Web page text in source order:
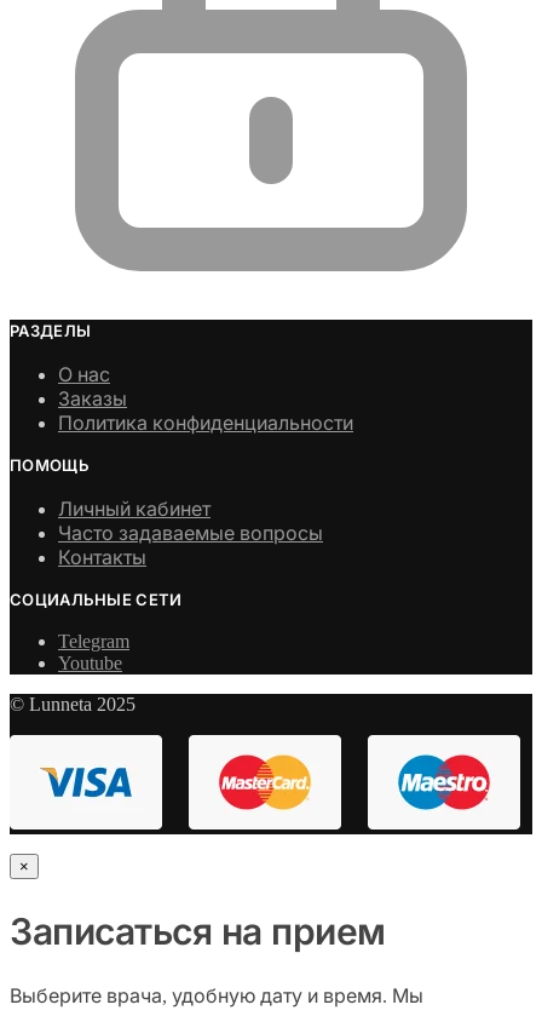
РАЗДЕЛЫ
О нас
Заказы
Политика конфиденциальности
ПОМОЩЬ
Личный кабинет
Часто задаваемые вопросы
Контакты
СОЦИАЛЬНЫЕ СЕТИ
Telegram
Youtube
© Lunneta 2025
×
Записаться на прием
Выберите врача, удобную дату и время. Мы